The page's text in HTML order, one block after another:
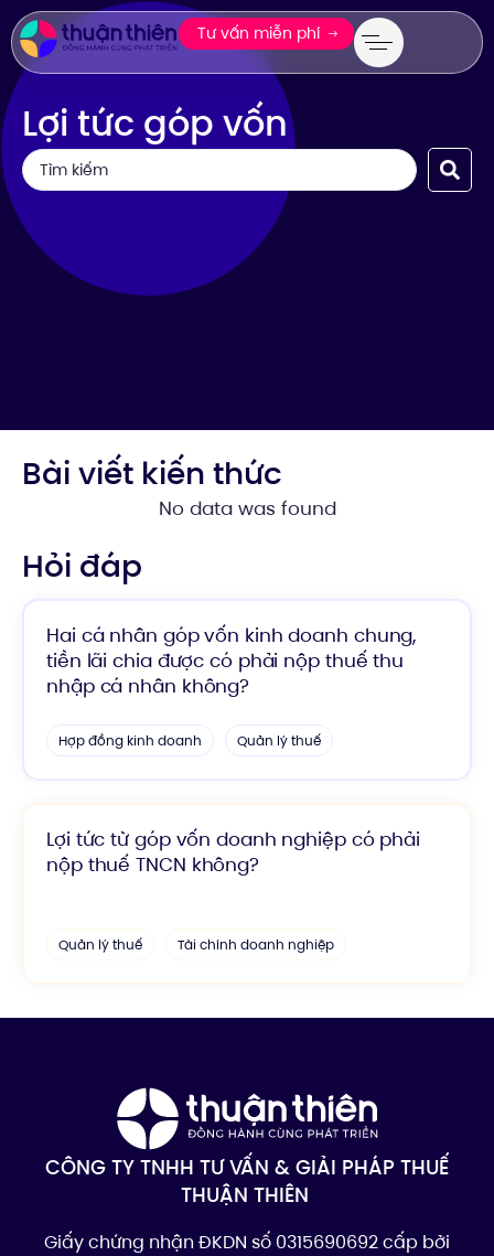
Tư vấn miễn phí
Lợi tức góp vốn
Bài viết kiến thức
No data was found
Hỏi đáp
Hai cá nhân góp vốn kinh doanh chung,
tiền lãi chia được có phải nộp thuế thu
nhập cá nhân không?
Hợp đồng kinh doanh Quản lý thuế
Lợi tức từ góp vốn doanh nghiệp có phải
nộp thuế TNCN không?
Quản lý thuế Tài chính doanh nghiệp
CÔNG TY TNHH TƯ VẤN & GIẢI PHÁP THUẾ
THUẬN THIÊN
Giấy chứng nhận ĐKDN số 0315690692 cấp bởi